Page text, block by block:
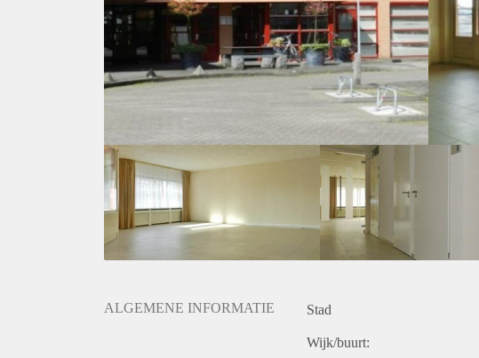
ALGEMENE INFORMATIE Stad
Wijk/buurt: